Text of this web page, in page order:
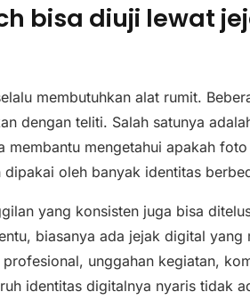
bisa diuji lewat
membutuhkan alat rumit.
dengan teliti. Salah satunya
mengetahui apakah
oleh banyak identitas
yang konsisten juga bisa
biasanya ada jejak digital yang
unggahan kegiatan,
identitas digitalnya nyaris tidak